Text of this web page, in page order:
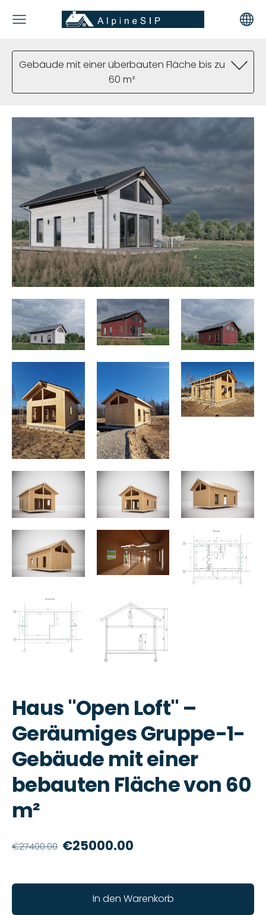
Gebäude mit einer überbauten Fläche bis zu
60 m²
Haus "Open Loft" –
Geräumiges Gruppe-1-
Gebäude mit einer
bebauten Fläche von 60
m²
€27400.00 €25000.00
In den Warenkorb